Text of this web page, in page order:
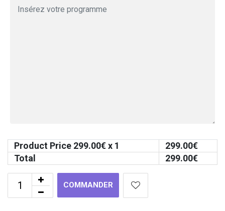
Product Price 299.00€ x 1 299.00€
Total
299.00€
COMMANDER